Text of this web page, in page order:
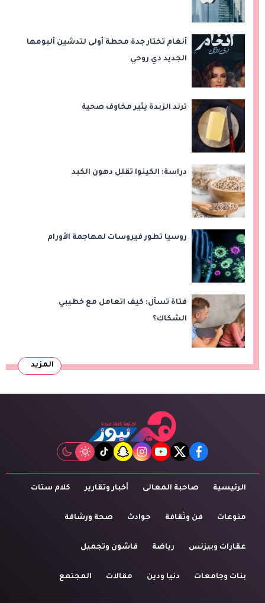
أنغام تختار جدة محطة أولى لتدشين ألبومها
الجديد دي روحي
ترند الزبدة يثير مخاوف صحية
دراسة: الكينوا تقلل دهون الكبد
روسيا تطور فيروسات لمهاجمة الأورام
فتاة تسأل: كيف اتعامل مع خطيبي
الشكاك؟
المزيد
facebook
twitter
youtube
instagram
snapchat
tiktok
الرئيسية صاحبة المعالى أخبار وتقارير كلام ستات
منوعات فن وثقافة حوادث صحة ورشاقة
عقارات وبيزنس رياضة فاشون وتجميل
بنات وجامعات دنيا ودين مقالات المجتمع